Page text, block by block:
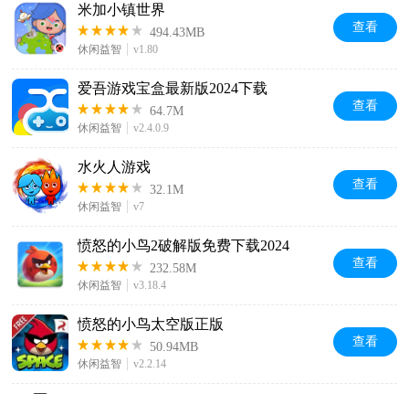
米加小镇世界
494.43MB
休闲益智 v1.80
查看
爱吾游戏宝盒最新版2024下载
64.7M
休闲益智 v2.4.0.9
查看
水火人游戏
32.1M
休闲益智 v7
查看
愤怒的小鸟2破解版免费下载2024
232.58M
休闲益智 v3.18.4
查看
愤怒的小鸟太空版正版
50.94MB
休闲益智 v2.2.14
查看